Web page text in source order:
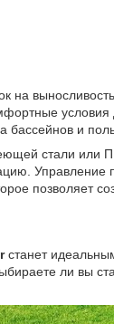
на
условия
и
стали или
Управление
позволяет
станет
ли вы